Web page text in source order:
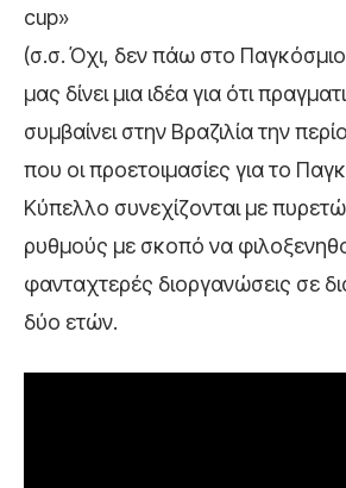
cup»
(σ.σ. Όχι, δεν πάω στο
μας δίνει μια ιδέα για ότι
συμβαίνει στην Βραζιλία την
που οι προετοιμασίες για το
Κύπελλο συνεχίζονται με
ρυθμούς με σκοπό να
φανταχτερές διοργανώσεις σε
δύο ετών.